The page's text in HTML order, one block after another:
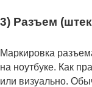
3) Разъем
Маркировка
на ноутбуке. Как
или визуально.